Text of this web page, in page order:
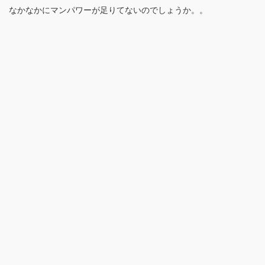
なかなかにマンパワーが足りてないのでしょうか。。